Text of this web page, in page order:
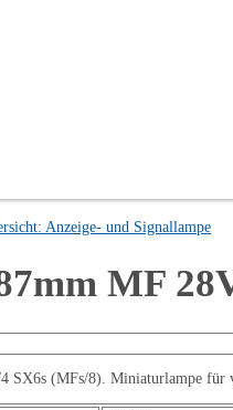
Anzeige- und Signallampe
MF
(MFs/8). Miniaturlampe für